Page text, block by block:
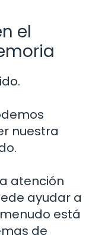
el
nuestra
atención
ayudar a
está
de